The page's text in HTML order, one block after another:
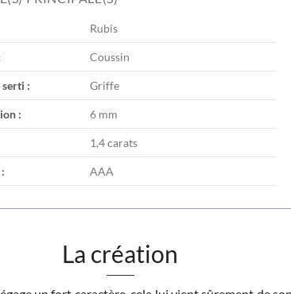
Rubis
Coussin
serti : Griffe
: 6 mm
1,4 carats
AAA
La création